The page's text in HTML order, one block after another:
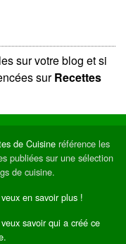
sur votre blog et si
surRecettes
de Cuisine référence les
publiées sur une sélection
de cuisine.
en savoir plus !
savoir qui a créé ce